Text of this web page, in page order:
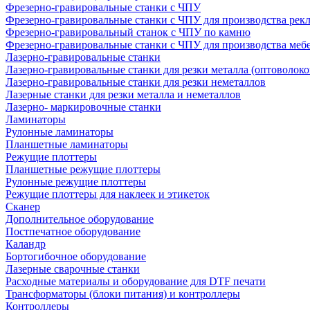
Фрезерно-гравировальные станки с ЧПУ
Фрезерно-гравировальные станки с ЧПУ для производства
Фрезерно-гравировальный станок с ЧПУ по камню
Фрезерно-гравировальные станки с ЧПУ для производства
Лазерно-гравировальные станки
Лазерно-гравировальные станки для резки металла
Лазерно-гравировальные станки для резки неметаллов
Лазерные станки для резки металла и неметаллов
Лазерно- маркировочные станки
Ламинаторы
Рулонные ламинаторы
Планшетные ламинаторы
Режущие плоттеры
Планшетные режущие плоттеры
Рулонные режущие плоттеры
Режущие плоттеры для наклеек и этикеток
Сканер
Дополнительное оборудование
Постпечатное оборудование
Каландр
Бортогибочное оборудование
Лазерные сварочные станки
Расходные материалы и оборудование для DTF печати
Трансформаторы (блоки питания) и контроллеры
Контроллеры